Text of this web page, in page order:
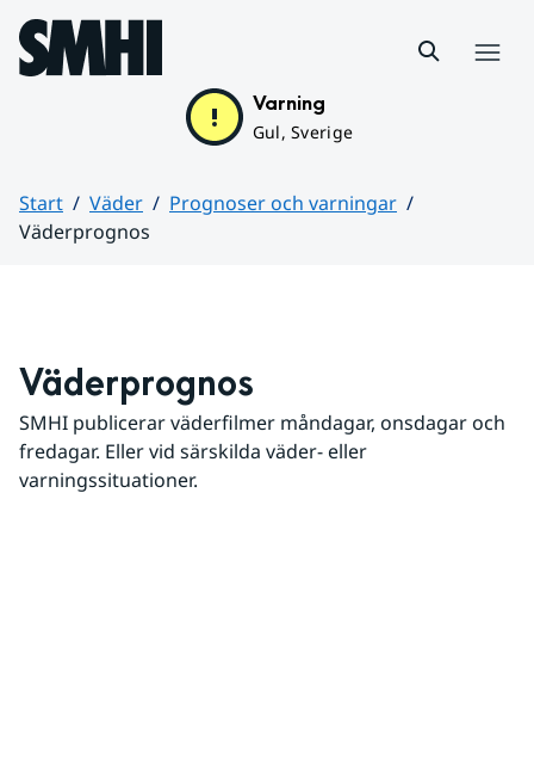
Hoppa till sidans innehåll
Varning
Gul, Sverige
Start Väder
Prognoser och varningar
Väderprognos
Väderprognos
SMHI publicerar väderfilmer måndagar, onsdagar och
fredagar. Eller vid särskilda väder- eller
varningssituationer.